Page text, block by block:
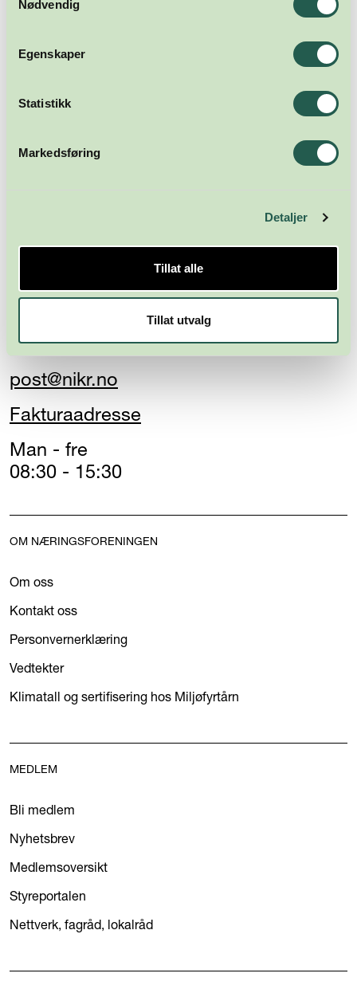
Nødvendig
Egenskaper
Statistikk
Markedsføring
Detaljer
Tillat alle
Tillat utvalg
Meld deg på nyhetsbrevet
Abonner
Næringsforeningen i
Kristiansandsregionen
4611 Kristiansand
post@nikr.no
Fakturaadresse
Man - fre
08:30 - 15:30
OM NÆRINGSFORENINGEN
Om oss
Kontakt oss
Personvernerklæring
Vedtekter
Klimatall og sertifisering hos Miljøfyrtårn
MEDLEM
Bli medlem
Nyhetsbrev
Medlemsoversikt
Styreportalen
Nettverk, fagråd, lokalråd